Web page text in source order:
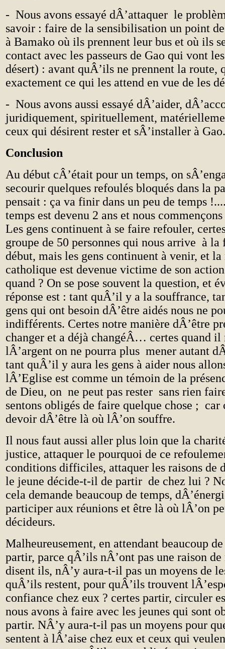
- Nous avons essayé dÂ’attaquer le
savoir : faire de la sensibilisation un point
à Bamako où ils prennent leur bus et où ils
contact avec les passeurs de Gao qui vont
désert) : avant quÂ’ils ne prennent la route,
exactement ce qui les attend en vue de les
- Nous avons aussi essayé dÂ’aider,
juridiquement, spirituellement,
ceux qui désirent rester et sÂ’installer à
Conclusion
Au début cÂ’était pour un temps, on
secourir quelques refoulés bloqués dans la
pensait : ça va finir dans un peu de temps
temps est devenu 2 ans et nous
Les gens continuent à se faire refouler,
groupe de 50 personnes qui nous arrive à la
début, mais les gens continuent à venir, et
catholique est devenue victime de son
quand ? On se pose souvent la question, et
réponse est : tant quÂ’il y a la souffrance,
gens qui ont besoin dÂ’être aidés nous ne
indifférents. Certes notre manière dÂ’être
changer et a déjà changéÂ… certes quand il
lÂ’argent on ne pourra plus mener autant
tant quÂ’il y aura les gens à aider nous
lÂ’Eglise est comme un témoin de la
de Dieu, on ne peut pas rester sans rien
sentons obligés de faire quelque chose ; car
devoir dÂ’être là où lÂ’on souffre.
Il nous faut aussi aller plus loin que la
justice, attaquer le pourquoi de ce
conditions difficiles, attaquer les raisons de
le jeune décide-t-il de partir de chez lui ?
cela demande beaucoup de temps,
participer aux réunions et être là où lÂ’on
décideurs.
Malheureusement, en attendant beaucoup
partir, parce qÂ’ils nÂ’ont pas une raison
disent ils, nÂ’y aura-t-il pas un moyens de
quÂ’ils restent, pour quÂ’ils trouvent
confiance chez eux ? certes partir, circuler
nous avons à faire avec les jeunes qui sont
partir. NÂ’y aura-t-il pas un moyens pour
sentent à lÂ’aise chez eux et ceux qui